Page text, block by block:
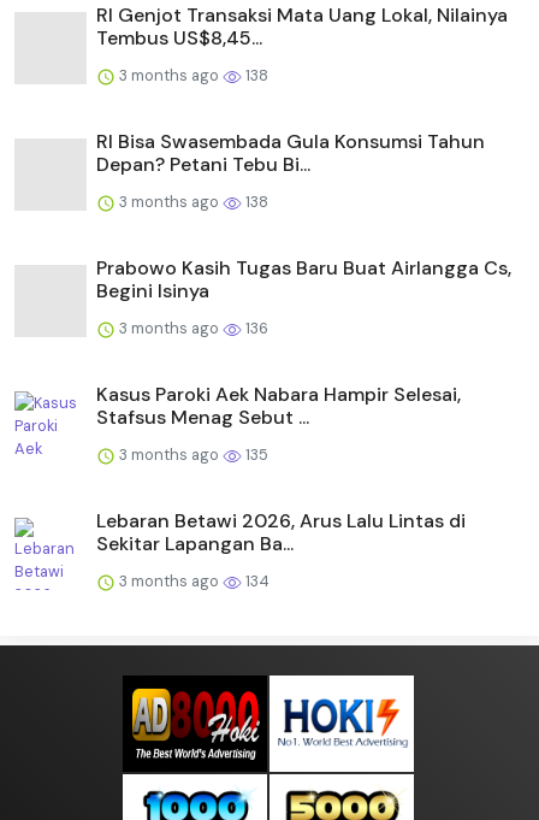
RI Genjot Transaksi Mata Uang Lokal, Nilainya
Tembus US$8,45...
3 months ago 138
RI Bisa Swasembada Gula Konsumsi Tahun
Depan? Petani Tebu Bi...
3 months ago 138
Prabowo Kasih Tugas Baru Buat Airlangga Cs,
Begini Isinya
3 months ago 136
Kasus Paroki Aek Nabara Hampir Selesai,
Stafsus Menag Sebut ...
3 months ago 135
Lebaran Betawi 2026, Arus Lalu Lintas di
Sekitar Lapangan Ba...
3 months ago 134